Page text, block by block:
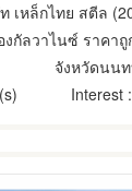
เหล็กไทย สตีล
งกัลวาไนซ์ ราคา
จังหวัดนน
Interest